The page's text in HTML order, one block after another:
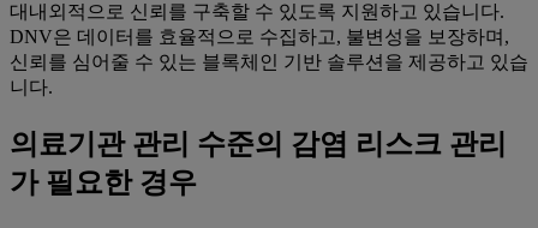
대내외적으로 신뢰를 구축할 수 있도록 지원하고 있습니다.
DNV은 데이터를 효율적으로 수집하고, 불변성을 보장하며,
신뢰를 심어줄 수 있는 블록체인 기반 솔루션을 제공하고 있습
니다.
의료기관 관리 수준의 감염 리스크 관리
가 필요한 경우